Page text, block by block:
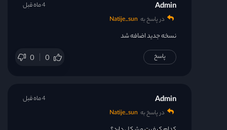
Admin
در پاسخ به Natije_sun
نسخه جدید اضافه شد
0 0
4 ماه قبل
پاسخ
Admin
در پاسخ به Natije_sun
4 ماه قبل